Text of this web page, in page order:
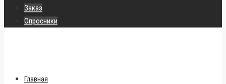
Заказ
Опросники
Главная